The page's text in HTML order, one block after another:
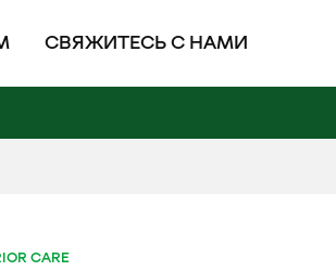
СВЯЖИТЕСЬ С НАМИ
CARE